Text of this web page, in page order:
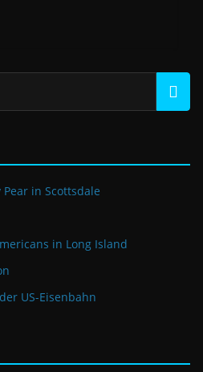
in Scottsdale
in Long Island
US-Eisenbahn